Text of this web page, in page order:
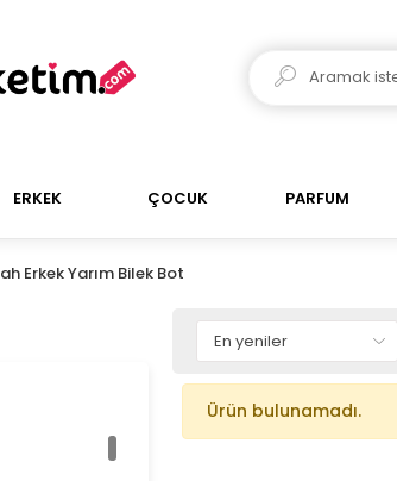
ERKEK ÇOCUK PARFUM
Erkek Yarım Bilek Bot
Ürün bulunamadı.